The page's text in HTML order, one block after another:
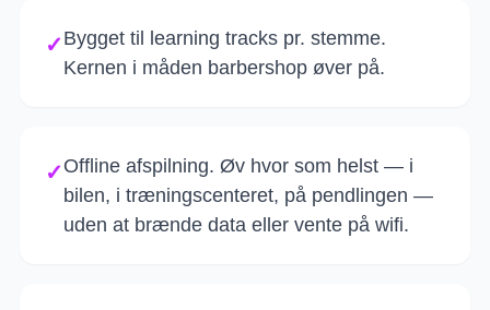
✓ Bygget til learning tracks pr. stemme.
Kernen i måden barbershop øver på.
✓ Offline afspilning. Øv hvor som helst — i
bilen, i træningscenteret, på pendlingen —
uden at brænde data eller vente på wifi.